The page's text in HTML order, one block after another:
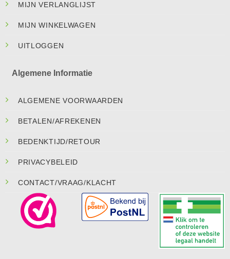
MIJN VERLANGLIJST
MIJN WINKELWAGEN
UITLOGGEN
Algemene Informatie
ALGEMENE VOORWAARDEN
BETALEN/AFREKENEN
BEDENKTIJD/RETOUR
PRIVACYBELEID
CONTACT/VRAAG/KLACHT